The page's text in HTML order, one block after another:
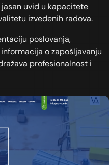
uvid u kapacitete
izvedenih radova.
poslovanja,
o zapošljavanju
profesionalnost i